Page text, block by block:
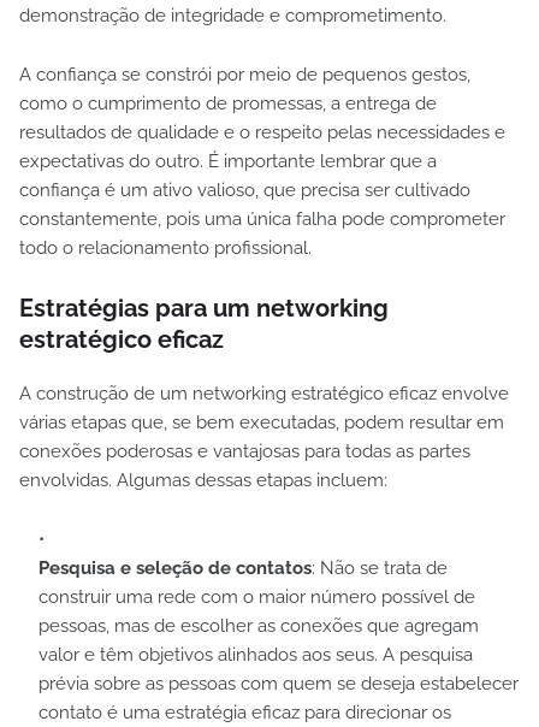
demonstração de integridade e comprometimento.
A confiança se constrói por meio de pequenos gestos,
como o cumprimento de promessas, a entrega de
resultados de qualidade e o respeito pelas necessidades e
expectativas do outro. É importante lembrar que a
confiança é um ativo valioso, que precisa ser cultivado
constantemente, pois uma única falha pode comprometer
todo o relacionamento profissional.
Estratégias para um networking
estratégico eficaz
A construção de um networking estratégico eficaz envolve
várias etapas que, se bem executadas, podem resultar em
conexões poderosas e vantajosas para todas as partes
envolvidas. Algumas dessas etapas incluem:
Pesquisa e seleção de contatos: Não se trata de
construir uma rede com o maior número possível de
pessoas, mas de escolher as conexões que agregam
valor e têm objetivos alinhados aos seus. A pesquisa
prévia sobre as pessoas com quem se deseja estabelecer
contato é uma estratégia eficaz para direcionar os